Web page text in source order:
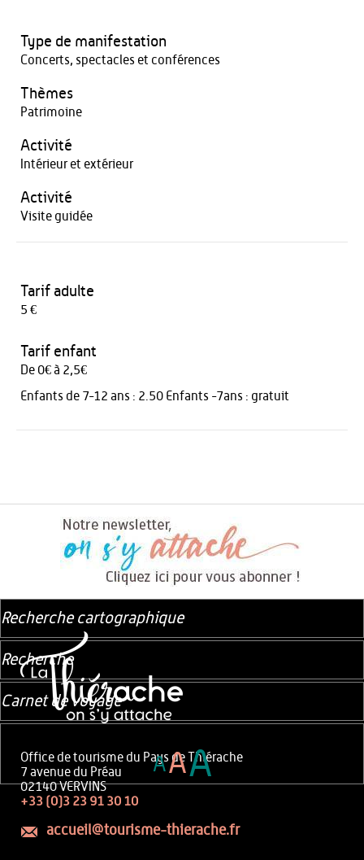
Type de manifestation
Concerts, spectacles et conférences
Thèmes
Patrimoine
Activité
Intérieur et extérieur
Activité
Visite guidée
Tarif adulte
5 €
Tarif enfant
De 0€ à 2,5€
Enfants de 7-12 ans : 2.50 Enfants -7ans : gratuit
Office de tourisme du Pays de Thiérache
7 avenue du Préau
02140 VERVINS
+33 (0)3 23 91 30 10
accueil@tourisme-thierache.fr
Recherche cartographique
Recherche
Carnet de voyage
AAA